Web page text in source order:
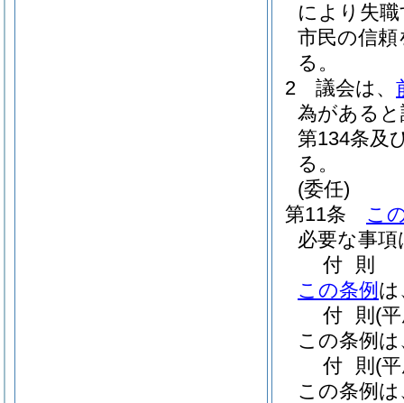
により失
市民の信
る。
2
議会は、
為がある
第134条及
る。
(委任)
第11条
こ
必要な事
付 則
この条例 は
付 則 (
この条例
付 則 (
この条例